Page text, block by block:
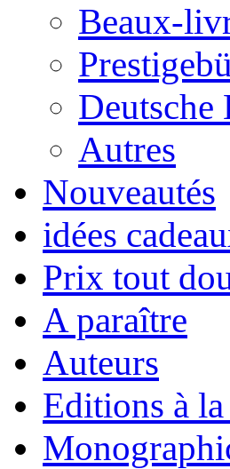
Beaux-
Deutsche
Autres
Nouveautés
idées
Prix tout
A paraître
Auteurs
Editions à la